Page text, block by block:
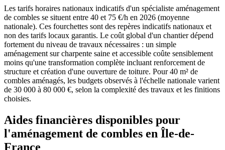
Les tarifs horaires nationaux indicatifs d'un spécialiste aménagement
de combles se situent entre 40 et 75 €/h en 2026 (moyenne
nationale). Ces fourchettes sont des repères indicatifs nationaux et
non des tarifs locaux garantis. Le coût global d'un chantier dépend
fortement du niveau de travaux nécessaires : un simple
aménagement sur charpente saine et accessible coûte sensiblement
moins qu'une transformation complète incluant renforcement de
structure et création d'une ouverture de toiture. Pour 40 m² de
combles aménagés, les budgets observés à l'échelle nationale varient
de 30 000 à 80 000 €, selon la complexité des travaux et les finitions
choisies.
Aides financières disponibles pour
l'aménagement de combles en Île-de-
France